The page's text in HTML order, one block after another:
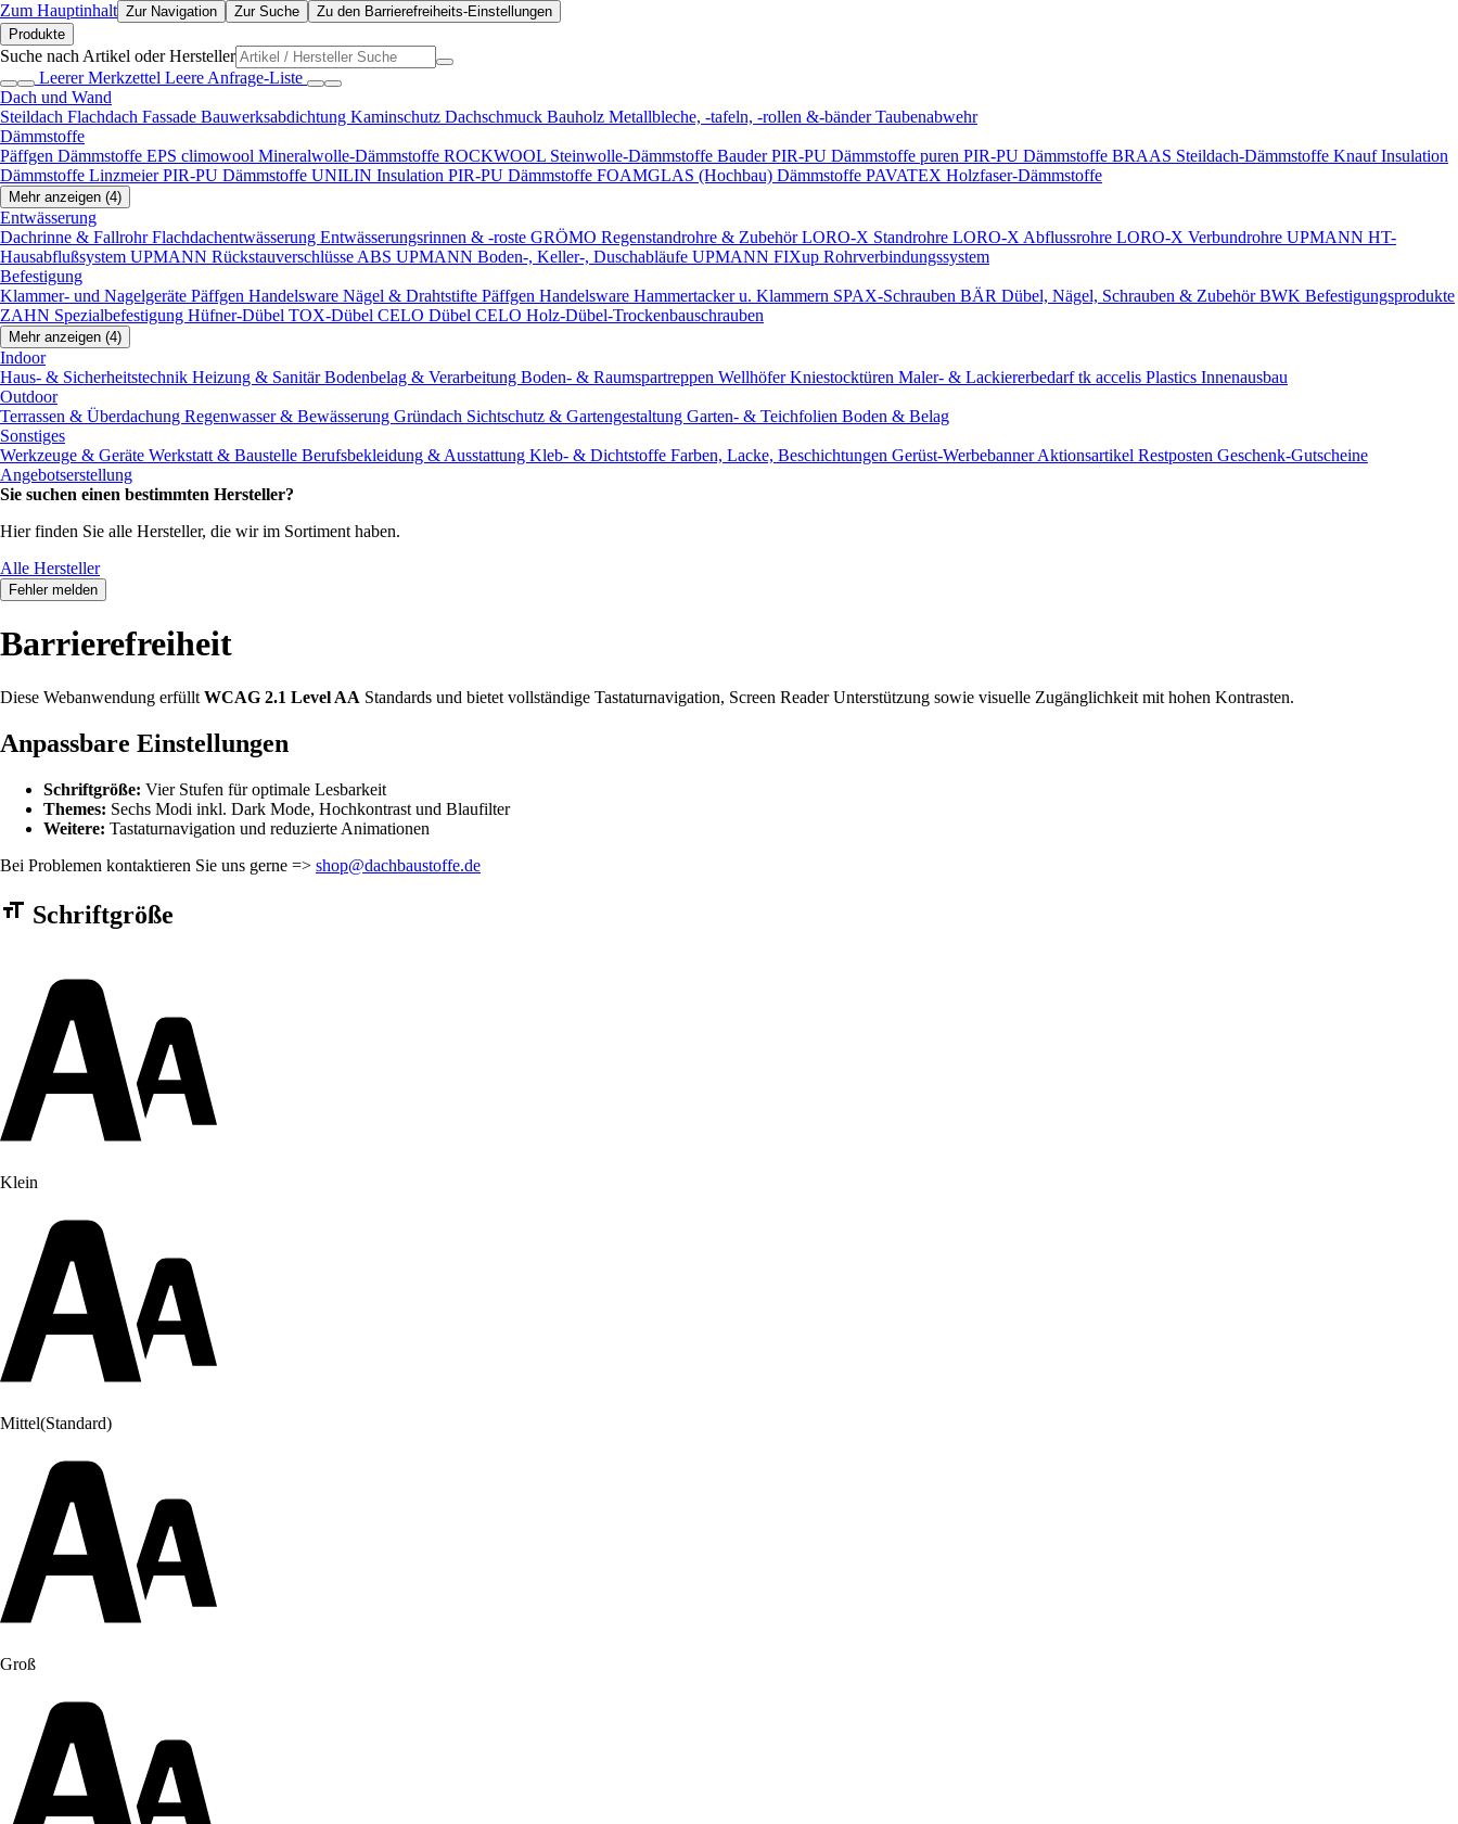
Zum Hauptinhalt Zur Navigation Zur Suche
Zu den Barrierefreiheits-Einstellungen
Produkte
Suche nach Artikel oder Hersteller
Leerer Merkzettel Leere Anfrage-Liste
Dach und Wand
Steildach Flachdach Fassade Bauwerksabdichtung Kaminschutz Dachschmuck Bauholz Metallbleche, -tafeln, -rollen &-bänderTaubenabwehr
Dämmstoffe
Päffgen Dämmstoffe EPS climowool Mineralwolle-Dämmstoffe ROCKWOOL Steinwolle-Dämmstoffe Bauder PIR-PU Dämmstoffe puren PIR-PU Dämmstoffe BRAAS Steildach-Dämmstoffe Knauf Insulation
Dämmstoffe Linzmeier PIR-PU Dämmstoffe UNILIN Insulation PIR-PU Dämmstoffe FOAMGLAS (Hochbau) Dämmstoffe PAVATEX Holzfaser-Dämmstoffe
Mehr anzeigen (4)
Entwässerung
Dachrinne & FallrohrFlachdachentwässerung Entwässerungsrinnen & -roste GRÖMO Regenstandrohre & ZubehörLORO-X Standrohre LORO-X Abflussrohre LORO-X Verbundrohre UPMANN HT-
Hausabflußsystem UPMANN Rückstauverschlüsse ABS UPMANN Boden-, Keller-, Duschabläufe UPMANN FIXup Rohrverbindungssystem
Befestigung
Klammer- und Nagelgeräte Päffgen Handelsware Nägel & Drahtstifte Päffgen Handelsware Hammertacker u. Klammern SPAX-Schrauben BÄR Dübel, Nägel, Schrauben & ZubehörBWK Befestigungsprodukte
ZAHN Spezialbefestigung Hüfner-Dübel TOX-Dübel CELO Dübel CELO Holz-Dübel-Trockenbauschrauben
Mehr anzeigen (4)
Indoor
Haus- & Sicherheitstechnik Heizung & SanitärBodenbelag & Verarbeitung Boden- & Raumspartreppen Wellhöfer Kniestocktüren Maler- & Lackiererbedarftk accelis Plastics Innenausbau
Outdoor
Terrassen & Überdachung Regenwasser & Bewässerung Gründach Sichtschutz & Gartengestaltung Garten- & Teichfolien Boden & Belag
Sonstiges
Werkzeuge & Geräte Werkstatt & Baustelle Berufsbekleidung & Ausstattung Kleb- & Dichtstoffe Farben, Lacke, Beschichtungen Gerüst-WerbebannerAktionsartikel Restposten Geschenk-Gutscheine
Angebotserstellung
Sie suchen einen bestimmten Hersteller?
Hier finden Sie alle Hersteller, die wir im Sortiment haben.
Alle Hersteller
Fehler melden
Barrierefreiheit
Diese Webanwendung erfüllt WCAG 2.1 Level AA Standards und bietet vollständige Tastaturnavigation, Screen Reader Unterstützung sowie visuelle Zugänglichkeit mit hohen Kontrasten.
Anpassbare Einstellungen
Schriftgröße: Vier Stufen für optimale Lesbarkeit
Themes: Sechs Modi inkl. Dark Mode, Hochkontrast und Blaufilter
Weitere: Tastaturnavigation und reduzierte Animationen
Bei Problemen kontaktieren Sie uns gerne => shop@dachbaustoffe.de
Barrierefreiheit Einstellungen Formular
Schriftgröße
Klein
Mittel(Standard)
Groß